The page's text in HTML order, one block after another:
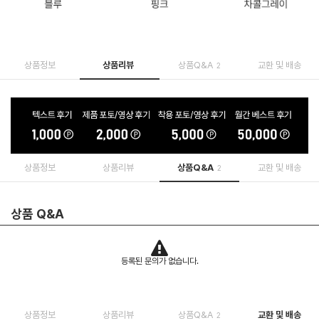
상품정보 상품리뷰 상품Q&A 2 교환 및 배송
상품정보 상품리뷰 상품Q&A 2 교환 및 배송
상품 Q&A
등록된 문의가 없습니다.
상품정보 상품리뷰 상품Q&A 2 교환 및 배송